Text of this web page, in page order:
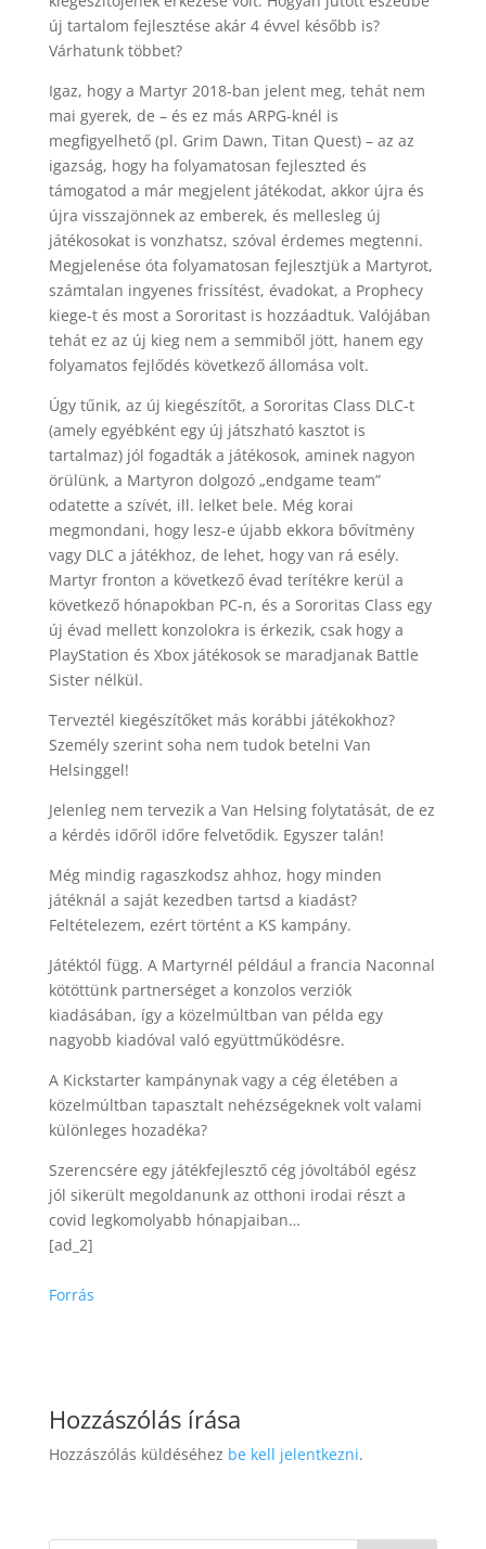
új tartalom fejlesztése akár 4 évvel később is?
Várhatunk többet?
Igaz, hogy a Martyr 2018-ban jelent meg, tehát nem
mai gyerek, de – és ez más ARPG-knél is
megfigyelhető (pl. Grim Dawn, Titan Quest) – az az
igazság, hogy ha folyamatosan fejleszted és
támogatod a már megjelent játékodat, akkor újra és
újra visszajönnek az emberek, és mellesleg új
játékosokat is vonzhatsz, szóval érdemes megtenni.
Megjelenése óta folyamatosan fejlesztjük a Martyrot,
számtalan ingyenes frissítést, évadokat, a Prophecy
kiege-t és most a Sororitast is hozzáadtuk. Valójában
tehát ez az új kieg nem a semmiből jött, hanem egy
folyamatos fejlődés következő állomása volt.
Úgy tűnik, az új kiegészítőt, a Sororitas Class DLC-t
(amely egyébként egy új játszható kasztot is
tartalmaz) jól fogadták a játékosok, aminek nagyon
örülünk, a Martyron dolgozó „endgame team”
odatette a szívét, ill. lelket bele. Még korai
megmondani, hogy lesz-e újabb ekkora bővítmény
vagy DLC a játékhoz, de lehet, hogy van rá esély.
Martyr fronton a következő évad terítékre kerül a
következő hónapokban PC-n, és a Sororitas Class egy
új évad mellett konzolokra is érkezik, csak hogy a
PlayStation és Xbox játékosok se maradjanak Battle
Sister nélkül.
Terveztél kiegészítőket más korábbi játékokhoz?
Személy szerint soha nem tudok betelni Van
Helsinggel!
Jelenleg nem tervezik a Van Helsing folytatását, de ez
a kérdés időről időre felvetődik. Egyszer talán!
Még mindig ragaszkodsz ahhoz, hogy minden
játéknál a saját kezedben tartsd a kiadást?
Feltételezem, ezért történt a KS kampány.
Játéktól függ. A Martyrnél például a francia Naconnal
kötöttünk partnerséget a konzolos verziók
kiadásában, így a közelmúltban van példa egy
nagyobb kiadóval való együttműködésre.
A Kickstarter kampánynak vagy a cég életében a
közelmúltban tapasztalt nehézségeknek volt valami
különleges hozadéka?
Szerencsére egy játékfejlesztő cég jóvoltából egész
jól sikerült megoldanunk az otthoni irodai részt a
covid legkomolyabb hónapjaiban…
[ad_2]
Forrás
Hozzászólás írása
Hozzászólás küldéséhez be kell jelentkezni.